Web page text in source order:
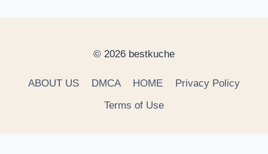
© 2026 bestkuche
ABOUT US DMCA HOME
Privacy Policy
Terms of Use